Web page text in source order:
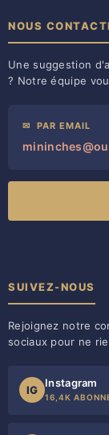
NOUS
Une suggestion
? Notre équipe
✉ PAR EMAIL
SUIVEZ-NOUS
Rejoignez notre
sociaux pour ne
IG
Instagram
16,4K